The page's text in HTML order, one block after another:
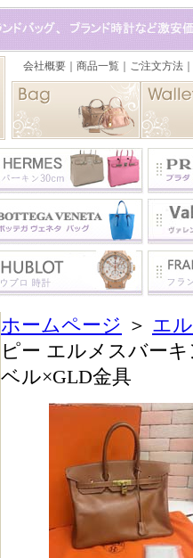
ホームページ ＞ エ
ピー エルメスバー
ベル×GLD金具